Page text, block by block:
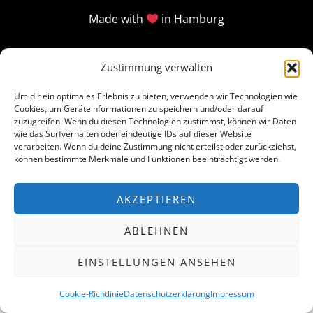
Zustimmung verwalten
Um dir ein optimales Erlebnis zu bieten, verwenden wir Technologien wie
Cookies, um Geräteinformationen zu speichern und/oder darauf
zuzugreifen. Wenn du diesen Technologien zustimmst, können wir Daten
wie das Surfverhalten oder eindeutige IDs auf dieser Website
verarbeiten. Wenn du deine Zustimmung nicht erteilst oder zurückziehst,
können bestimmte Merkmale und Funktionen beeinträchtigt werden.
AKZEPTIEREN
ABLEHNEN
EINSTELLUNGEN ANSEHEN
Cookie-RichtlinieDatenschutzerklärungImpressum
Made with in Hamburg